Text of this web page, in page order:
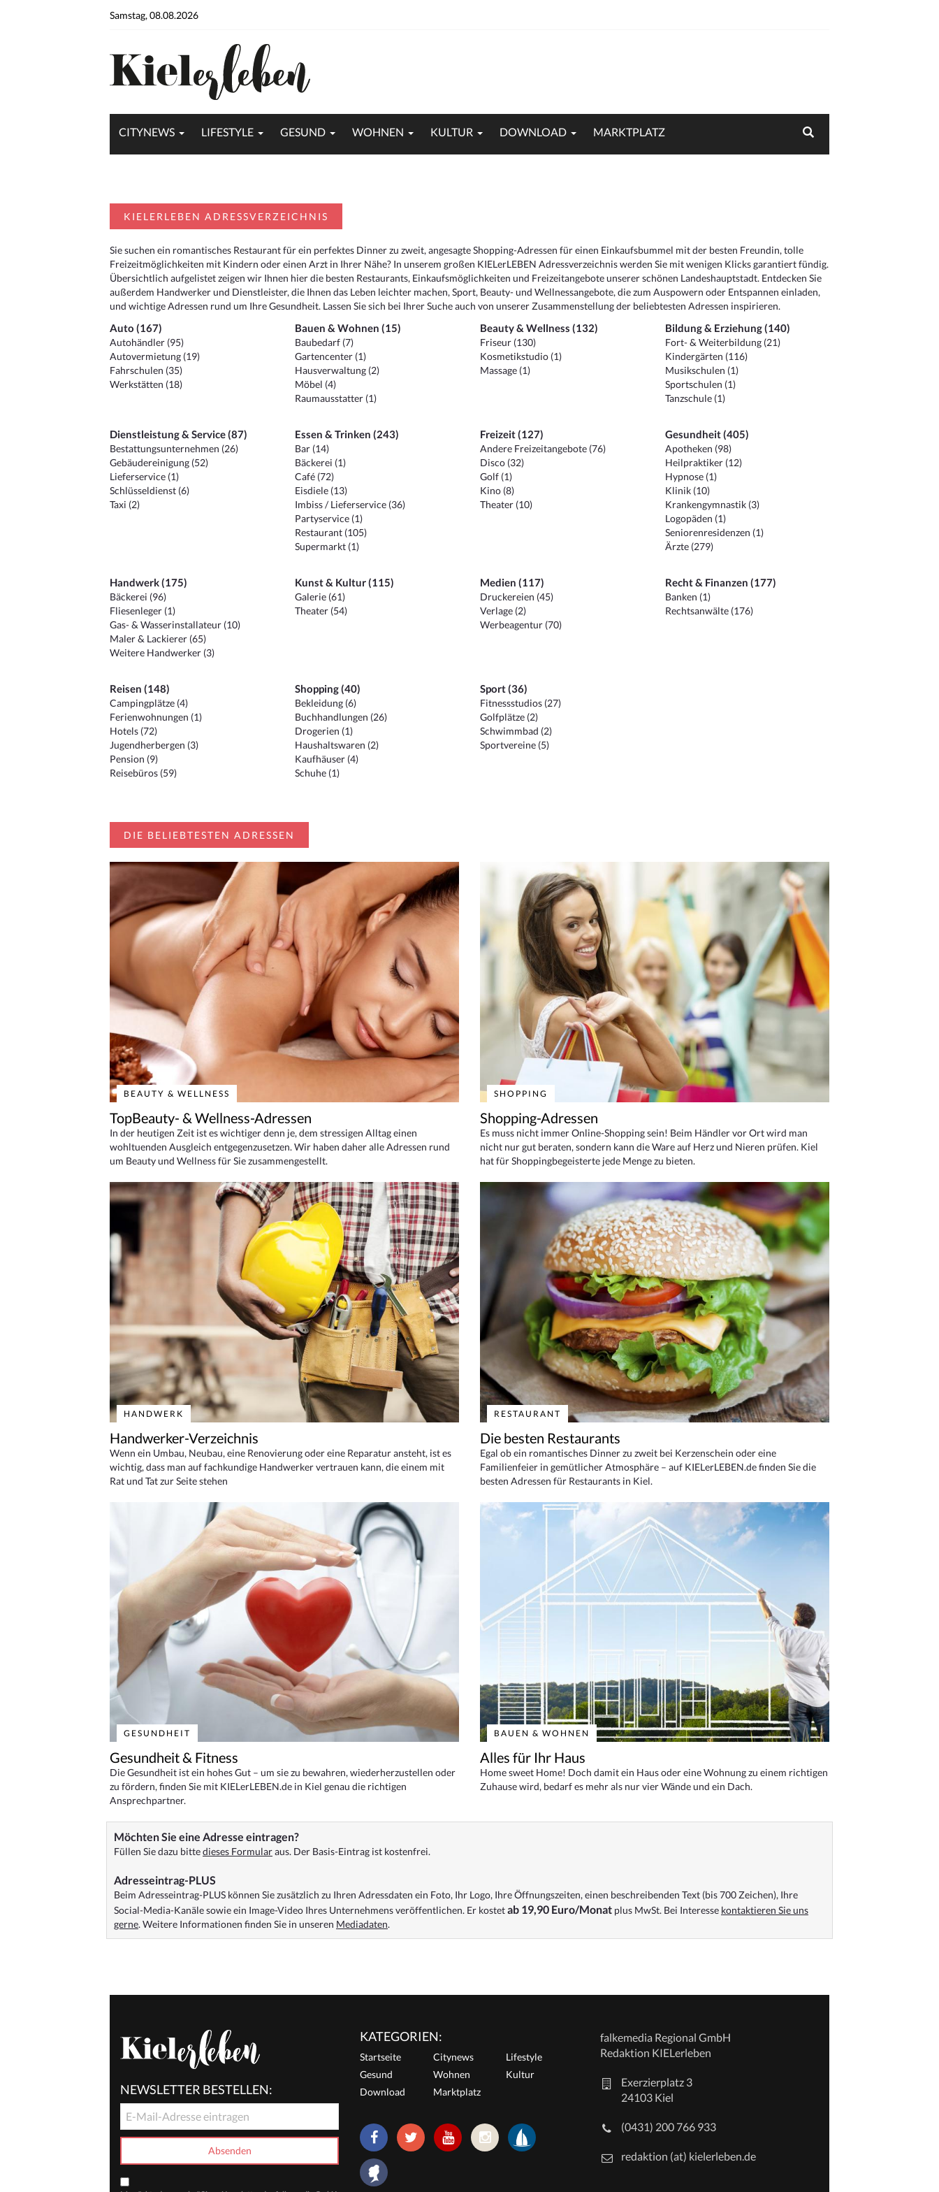
Samstag, 08.08.2026
CITYNEWS LIFESTYLE GESUND WOHNEN KULTUR DOWNLOAD MARKTPLATZ
KIELERLEBEN ADRESSVERZEICHNIS
Sie suchen ein romantisches Restaurant für ein perfektes Dinner zu zweit, angesagte Shopping-Adressen für einen Einkaufsbummel mit der besten Freundin, tolle
Freizeitmöglichkeiten mit Kindern oder einen Arzt in Ihrer Nähe? In unserem großen KIELerLEBEN Adressverzeichnis werden Sie mit wenigen Klicks garantiert fündig.
Übersichtlich aufgelistet zeigen wir Ihnen hier die besten Restaurants, Einkaufsmöglichkeiten und Freizeitangebote unserer schönen Landeshauptstadt. Entdecken Sie
außerdem Handwerker und Dienstleister, die Ihnen das Leben leichter machen, Sport, Beauty- und Wellnessangebote, die zum Auspowern oder Entspannen einladen,
und wichtige Adressen rund um Ihre Gesundheit. Lassen Sie sich bei Ihrer Suche auch von unserer Zusammenstellung der beliebtesten Adressen inspirieren.
Auto (167)
Autohändler (95)
Autovermietung (19)
Fahrschulen (35)
Werkstätten (18)
Bauen & Wohnen (15)
Baubedarf (7)
Gartencenter (1)
Hausverwaltung (2)
Möbel (4)
Raumausstatter (1)
Beauty & Wellness (132)
Friseur (130)
Kosmetikstudio (1)
Massage (1)
Bildung & Erziehung (140)
Fort- & Weiterbildung (21)
Kindergärten (116)
Musikschulen (1)
Sportschulen (1)
Tanzschule (1)
Dienstleistung & Service (87)
Bestattungsunternehmen (26)
Gebäudereinigung (52)
Lieferservice (1)
Schlüsseldienst (6)
Taxi (2)
Essen & Trinken (243)
Bar (14)
Bäckerei (1)
Café (72)
Eisdiele (13)
Imbiss / Lieferservice (36)
Partyservice (1)
Restaurant (105)
Supermarkt (1)
Freizeit (127)
Andere Freizeitangebote (76)
Disco (32)
Golf (1)
Kino (8)
Theater (10)
Gesundheit (405)
Apotheken (98)
Heilpraktiker (12)
Hypnose (1)
Klinik (10)
Krankengymnastik (3)
Logopäden (1)
Seniorenresidenzen (1)
Ärzte (279)
Handwerk (175)
Bäckerei (96)
Fliesenleger (1)
Gas- & Wasserinstallateur (10)
Maler & Lackierer (65)
Weitere Handwerker (3)
Kunst & Kultur (115)
Galerie (61)
Theater (54)
Medien (117)
Druckereien (45)
Verlage (2)
Werbeagentur (70)
Recht & Finanzen (177)
Banken (1)
Rechtsanwälte (176)
Reisen (148)
Campingplätze (4)
Ferienwohnungen (1)
Hotels (72)
Jugendherbergen (3)
Pension (9)
Reisebüros (59)
Shopping (40)
Bekleidung (6)
Buchhandlungen (26)
Drogerien (1)
Haushaltswaren (2)
Kaufhäuser (4)
Schuhe (1)
Sport (36)
Fitnessstudios (27)
Golfplätze (2)
Schwimmbad (2)
Sportvereine (5)
DIE BELIEBTESTEN ADRESSEN
BEAUTY & WELLNESS
TopBeauty- & Wellness-Adressen
In der heutigen Zeit ist es wichtiger denn je, dem stressigen Alltag einen
wohltuenden Ausgleich entgegenzusetzen. Wir haben daher alle Adressen rund
um Beauty und Wellness für Sie zusammengestellt.
SHOPPING
Shopping-Adressen
Es muss nicht immer Online-Shopping sein! Beim Händler vor Ort wird man
nicht nur gut beraten, sondern kann die Ware auf Herz und Nieren prüfen. Kiel
hat für Shoppingbegeisterte jede Menge zu bieten.
HANDWERK
Handwerker-Verzeichnis
Wenn ein Umbau, Neubau, eine Renovierung oder eine Reparatur ansteht, ist es
wichtig, dass man auf fachkundige Handwerker vertrauen kann, die einem mit
Rat und Tat zur Seite stehen
RESTAURANT
Die besten Restaurants
Egal ob ein romantisches Dinner zu zweit bei Kerzenschein oder eine
Familienfeier in gemütlicher Atmosphäre – auf KIELerLEBEN.de finden Sie die
besten Adressen für Restaurants in Kiel.
GESUNDHEIT
Gesundheit & Fitness
Die Gesundheit ist ein hohes Gut – um sie zu bewahren, wiederherzustellen oder
zu fördern, finden Sie mit KIELerLEBEN.de in Kiel genau die richtigen
Ansprechpartner.
BAUEN & WOHNEN
Alles für Ihr Haus
Home sweet Home! Doch damit ein Haus oder eine Wohnung zu einem richtigen
Zuhause wird, bedarf es mehr als nur vier Wände und ein Dach.
Möchten Sie eine Adresse eintragen?
Füllen Sie dazu bittedieses Formularaus. Der Basis-Eintrag ist kostenfrei.
Adresseintrag-PLUS
Beim Adresseintrag-PLUS können Sie zusätzlich zu Ihren Adressdaten ein Foto, Ihr Logo, Ihre Öffnungszeiten, einen beschreibenden Text (bis 700 Zeichen), Ihre
Social-Media-Kanäle sowie ein Image-Video Ihres Unternehmens veröffentlichen. Er kostetab 19,90 Euro/Monat plus MwSt. Bei Interesse kontaktieren Sie uns
gerne. Weitere Informationen finden Sie in unseren Mediadaten.
NEWSLETTER BESTELLEN:
KATEGORIEN:
Startseite Citynews
Lifestyle
Gesund
Wohnen
Kultur
Download
Marktplatz
falkemedia Regional GmbH
Redaktion KIELerleben
Exerzierplatz 3
24103 Kiel
(0431) 200 766 933
redaktion (at) kielerleben.de